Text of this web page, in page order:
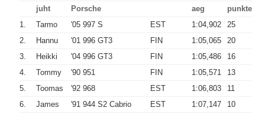
juht Porsche aeg
punkte
1.
Tarmo '05 997 S EST 1:04,902
25
2.
Hannu '01 996 GT3 FIN 1:05,065
20
3.
Heikki '04 996 GT3 FIN 1:05,486
16
4.
Tommy '90 951 FIN 1:05,571
13
5.
Toomas '92 968 EST 1:06,803
11
6.
James '91 944 S2 Cabrio EST 1:07,147
10